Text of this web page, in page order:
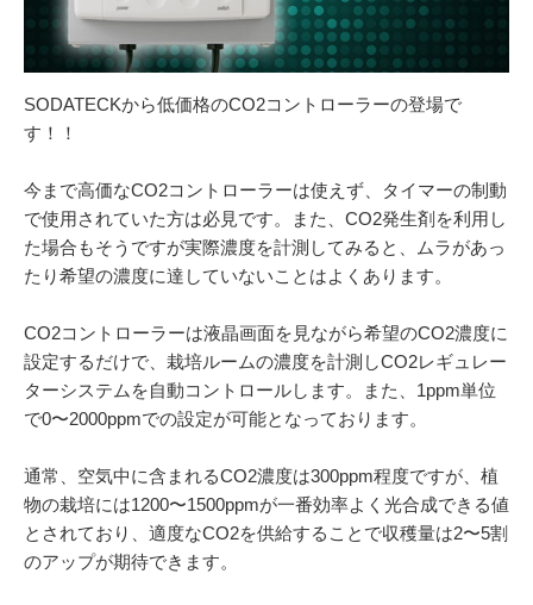
お電話でのお問い合わせ
054-270-4456
SODATECKから低価格のCO2コントローラーの登場で
す！！
今まで高価なCO2コントローラーは使えず、タイマーの制動
で使用されていた方は必見です。また、CO2発生剤を利用し
た場合もそうですが実際濃度を計測してみると、ムラがあっ
たり希望の濃度に達していないことはよくあります。
CO2コントローラーは液晶画面を見ながら希望のCO2濃度に
設定するだけで、栽培ルームの濃度を計測しCO2レギュレー
ターシステムを自動コントロールします。また、1ppm単位
で0〜2000ppmでの設定が可能となっております。
通常、空気中に含まれるCO2濃度は300ppm程度ですが、植
物の栽培には1200〜1500ppmが一番効率よく光合成できる値
とされており、適度なCO2を供給することで収穫量は2〜5割
のアップが期待できます。